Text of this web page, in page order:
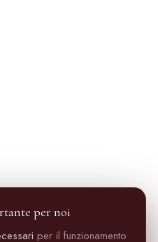
per noi
per il funzionamento